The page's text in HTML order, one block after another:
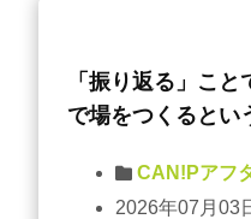
「振り返る」こ
で場をつくるとい
CAN!Pアフ
2026年07月03